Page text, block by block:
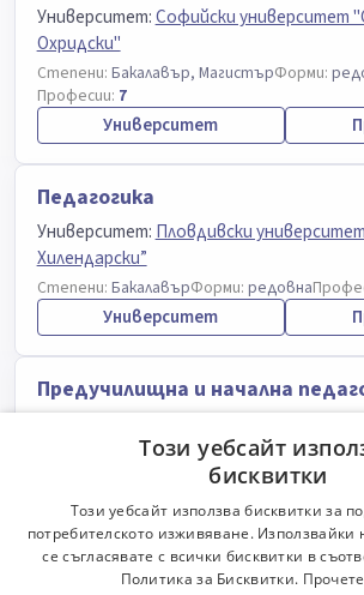
Университет:Софийски университет
Охридски"
Степени: Бакалавър, МагистърФорми:
Професии: 7
Университет
Педагогика
Университет: Пловдивски
Хилендарски”
Степени: БакалавърФорми: редовна
Университет
Предучилищна и начална
Бакалавър Форми:редовна,
Университет
Предучилищна и начална
педагогика
Този уебсайт
бисквитки
Този уебсайт използва бисквитки за
потребителското изживяване.
се съгласявате с всички бисквитки в
Политика за Бисквитки.